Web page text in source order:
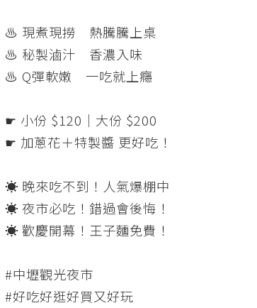
♨︎ 現煮現撈 熱騰騰上桌
♨︎ 秘製滷汁 香濃入味
♨︎ Q彈軟嫩 一吃就上癮
☛ 小份 $120｜大份 $200
☛ 加蔥花＋特製醬 更好吃！
☀ 晚來吃不到！人氣爆棚中
☀ 夜市必吃！錯過會後悔！
☀ 歡慶開幕！王子麵免費！
#中壢觀光夜市
#好吃好逛好買又好玩